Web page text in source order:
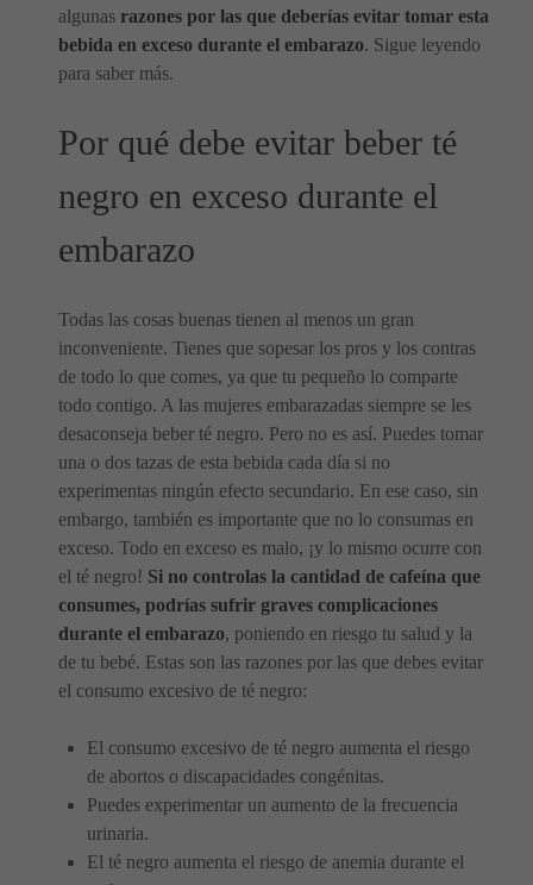
algunas razones por las que deberías evitar tomar esta
bebida en exceso durante el embarazo. Sigue leyendo
para saber más.
Por qué debe evitar beber té
negro en exceso durante el
embarazo
Todas las cosas buenas tienen al menos un gran
inconveniente. Tienes que sopesar los pros y los contras
de todo lo que comes, ya que tu pequeño lo comparte
todo contigo. A las mujeres embarazadas siempre se les
desaconseja beber té negro. Pero no es así. Puedes tomar
una o dos tazas de esta bebida cada día si no
experimentas ningún efecto secundario. En ese caso, sin
embargo, también es importante que no lo consumas en
exceso. Todo en exceso es malo, ¡y lo mismo ocurre con
el té negro! Si no controlas la cantidad de cafeína que
consumes, podrías sufrir graves complicaciones
durante el embarazo, poniendo en riesgo tu salud y la
de tu bebé. Estas son las razones por las que debes evitar
el consumo excesivo de té negro:
El consumo excesivo de té negro aumenta el riesgo
de abortos o discapacidades congénitas.
Puedes experimentar un aumento de la frecuencia
urinaria.
El té negro aumenta el riesgo de anemia durante el